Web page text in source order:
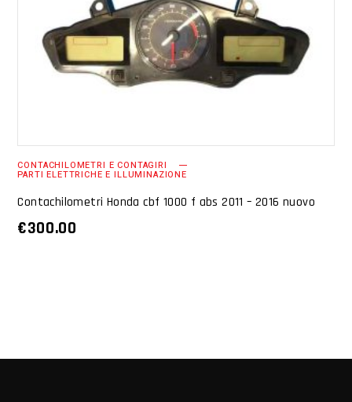
AGGIUNGI AL CARRELLO
CONTACHILOMETRI E CONTAGIRI
PARTI ELETTRICHE E ILLUMINAZIONE
Contachilometri Honda cbf 1000 f abs 2011 – 2016 nuovo
€300.00